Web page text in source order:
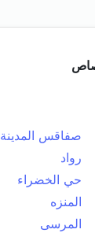
صفاقس المدينة
رواد
حي الخضراء
المنزه
المرسى